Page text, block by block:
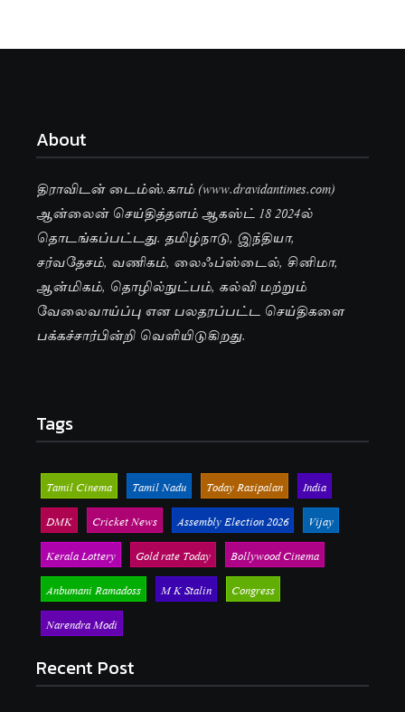
About
திராவிடன் டைம்ஸ்.காம் (www.dravidantimes.com)
ஆன்லைன் செய்தித்தளம் ஆகஸ்ட் 18 2024ல்
தொடங்கப்பட்டது. தமிழ்நாடு, இந்தியா,
சர்வதேசம், வணிகம், லைஃப்ஸ்டைல், சினிமா,
ஆன்மிகம், தொழில்நுட்பம், கல்வி மற்றும்
வேலைவாய்ப்பு என பலதரப்பட்ட செய்திகளை
பக்கச்சார்பின்றி வெளியிடுகிறது.
Tags
Tamil Cinema Tamil Nadu Today Rasipalan
India
DMK
Cricket News Assembly Election 2026
Vijay
Kerala Lottery
Gold rate Today
Bollywood Cinema
Anbumani Ramadoss
M K Stalin
Congress
Narendra Modi
Recent Post